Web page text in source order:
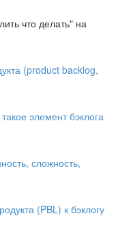
что делать" на
(product backlog,
элемент бэклога
сложность,
(PBL) к бэклогу